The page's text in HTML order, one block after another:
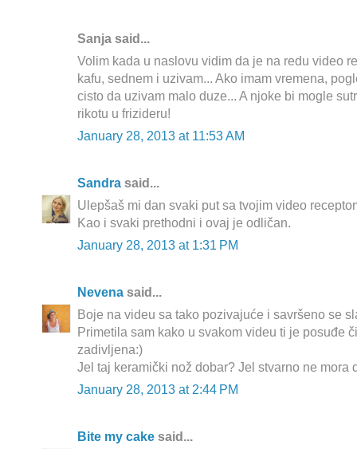
Sanja said...
Volim kada u naslovu vidim da je na redu video
kafu, sednem i uzivam... Ako imam vremena,
cisto da uzivam malo duze... A njoke bi mogle
rikotu u frizideru!
January 28, 2013 at 11:53 AM
Sandra said...
Ulepšaš mi dan svaki put sa tvojim video
Kao i svaki prethodni i ovaj je odličan.
January 28, 2013 at 1:31 PM
Nevena said...
Boje na videu sa tako pozivajuće i savršeno se
Primetila sam kako u svakom videu ti je posuđe
zadivljena:)
Jel taj keramički nož dobar? Jel stvarno ne mora
January 28, 2013 at 2:44 PM
Bite my cake said...